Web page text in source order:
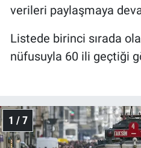
verileri paylaşmaya
Listede birinci sırada
nüfusuyla 60 ili geçtiği
1 / 7